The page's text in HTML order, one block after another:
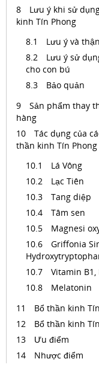
Lưu ý khi sử
kinh Tín Phong
Lưu ý và
Lưu ý sử
cho con bú
Bảo quản
Sản phẩm thay
hàng
Tác dụng của
thần kinh Tín Phong
Lá Vông
Lạc Tiên
Tang diệp
Tâm sen
Magnesi
Griffonia
Vitamin B1,
Melatonin
Bổ thần kinh
Bổ thần kinh
Ưu điểm
Nhược điểm